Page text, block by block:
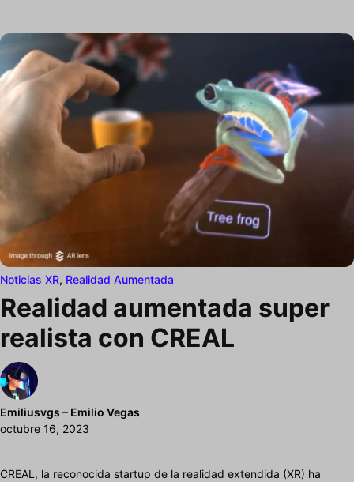
Noticias XR, Realidad Aumentada
Realidad aumentada super
realista con CREAL
Emiliusvgs – Emilio Vegas
octubre 16, 2023
CREAL, la reconocida startup de la realidad extendida (XR) ha